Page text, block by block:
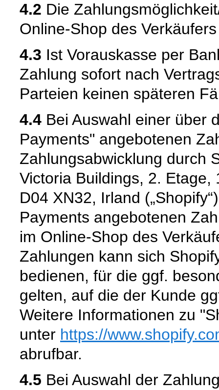
4.2 Die
Online-Shop des
4.3 Ist Vorauskasse per
Zahlung sofort nach
Parteien keinen späteren
4.4 Bei Auswahl einer über
Payments" angebotenen
Zahlungsabwicklung durch
Victoria Buildings, 2.
D04 XN32, Irland
Payments angebotenen
im Online-Shop des
Zahlungen kann sich
bedienen, für die ggf.
gelten, auf die der Kunde
Weitere Informationen zu
unter https://
abrufbar.
4.5 Bei Auswahl der